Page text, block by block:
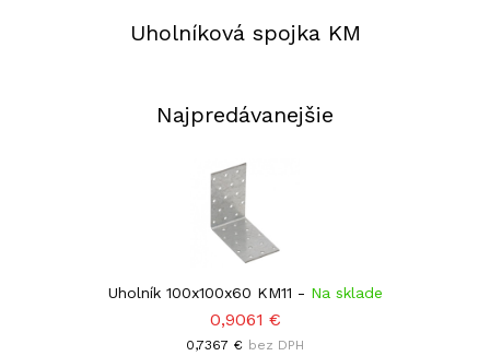
Uholníková spojka KM
Najpredávanejšie
Uholník 100x100x60 KM11 - Na sklade
0,9061 €
0,7367 € bez DPH